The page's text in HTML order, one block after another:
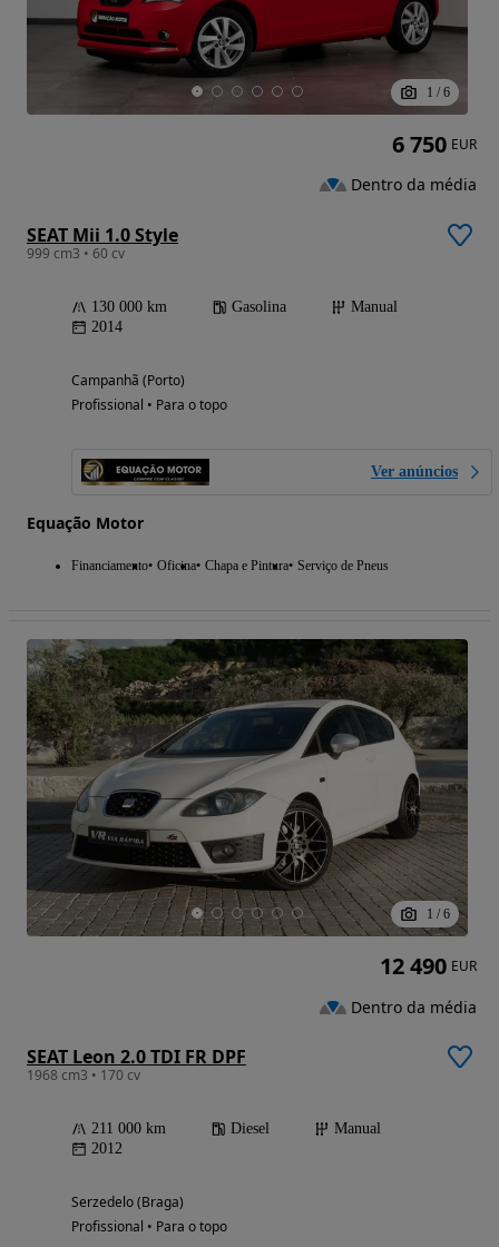
1 / 6
SEAT Mii 1.0 Style
999 cm3 • 60 cv
130 000 km Gasolina
Manual
2014
Campanhã (Porto)
Profissional • Para o topo
Ver anúncios
Equação Motor
Financiamento Oficina Chapa e Pintura Serviço de Pneus
6 750 EUR
Dentro da média
1 / 6
SEAT Leon 2.0 TDI FR DPF
1968 cm3 • 170 cv
211 000 km Diesel
Manual
2012
Serzedelo (Braga)
Profissional • Para o topo
12 490 EUR
Dentro da média